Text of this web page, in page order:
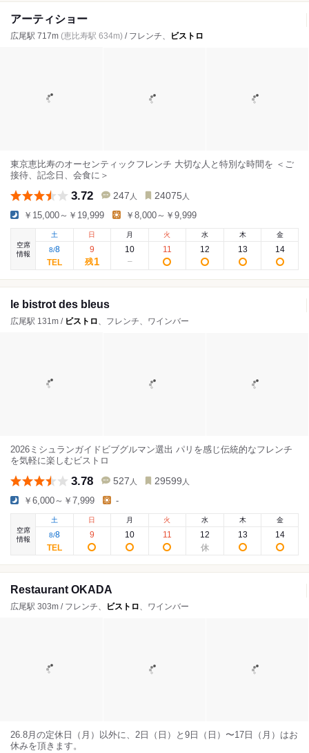
アーティショー
広尾駅 717m (恵比寿駅 634m) / フレンチ、 ビストロ
東京恵比寿のオーセンティックフレンチ 大切な人と特別な時間を ＜ご
接待、記念日、会食に＞
3.72 247 人 24075 人
￥15,000～￥19,999 ￥8,000～￥9,999
空席
情報
土
8/8
日
9
残1
月
10
火
11
水
12
木
13
金
14
le bistrot des bleus
広尾駅 131m / ビストロ、フレンチ、ワインバー
2026ミシュランガイドビブグルマン選出 パリを感じ伝統的なフレンチ
を気軽に楽しむビストロ
3.78 527 人 29599 人
￥6,000～￥7,999 -
空席
情報
土
8/8
日
9
月
10
火
11
水
12
木
13
金
14
Restaurant OKADA
広尾駅 303m / フレンチ、 ビストロ、ワインバー
26.8月の定休日（月）以外に、2日（日）と9日（日）〜17日（月）はお
休みを頂きます。